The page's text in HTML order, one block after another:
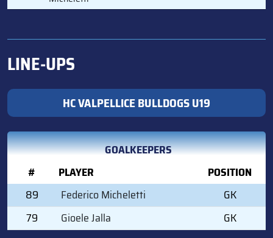
LINE-UPS
HC VALPELLICE BULLDOGS U19
GOALKEEPERS
#
PLAYER
POSITION
89
Federico Micheletti
GK
79
Gioele Jalla GK